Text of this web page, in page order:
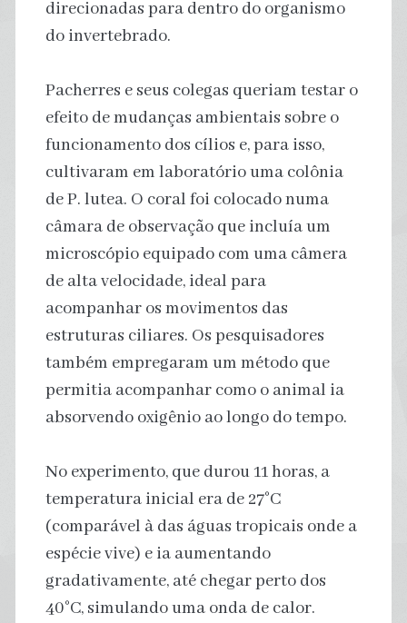
direcionadas para dentro do organismo
do invertebrado.
Pacherres e seus colegas queriam testar o
efeito de mudanças ambientais sobre o
funcionamento dos cílios e, para isso,
cultivaram em laboratório uma colônia
de P. lutea. O coral foi colocado numa
câmara de observação que incluía um
microscópio equipado com uma câmera
de alta velocidade, ideal para
acompanhar os movimentos das
estruturas ciliares. Os pesquisadores
também empregaram um método que
permitia acompanhar como o animal ia
absorvendo oxigênio ao longo do tempo.
No experimento, que durou 11 horas, a
temperatura inicial era de 27°C
(comparável à das águas tropicais onde a
espécie vive) e ia aumentando
gradativamente, até chegar perto dos
40°C, simulando uma onda de calor.